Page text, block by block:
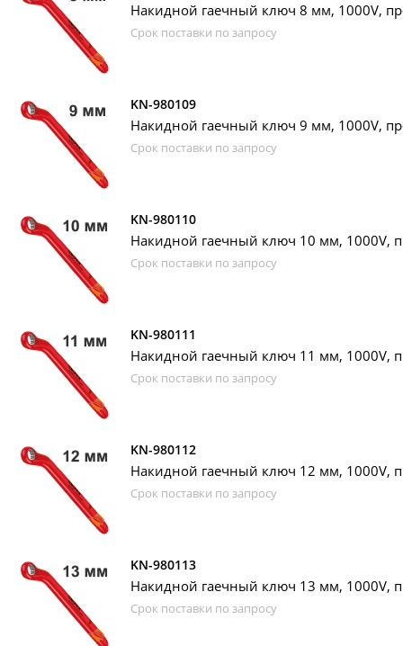
Накидной гаечный ключ 8 мм, 1000V,
Срок поставки по запросу
KN-980109
Накидной гаечный ключ 9 мм, 1000V,
Срок поставки по запросу
KN-980110
Накидной гаечный ключ 10 мм, 1000V,
Срок поставки по запросу
KN-980111
Накидной гаечный ключ 11 мм, 1000V,
Срок поставки по запросу
KN-980112
Накидной гаечный ключ 12 мм, 1000V,
Срок поставки по запросу
KN-980113
Накидной гаечный ключ 13 мм, 1000V,
Срок поставки по запросу